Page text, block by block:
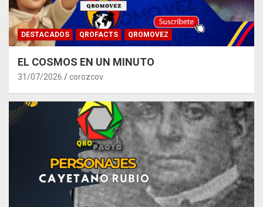
DESTACADOS QROFACTS QROMOVEZ
EL COSMOS EN UN MINUTO
31/07/2026 corozcov